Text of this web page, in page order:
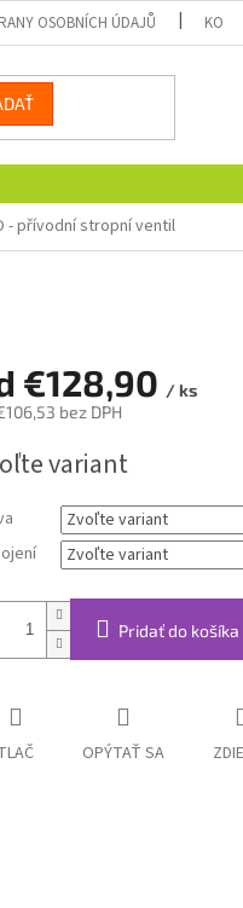
OSOBNÍCH ÚDAJŮ
- přívodní stropní ventil
€128,90 / ks
bez DPH
variant
Pridať do košíka
OPÝTAŤ SA